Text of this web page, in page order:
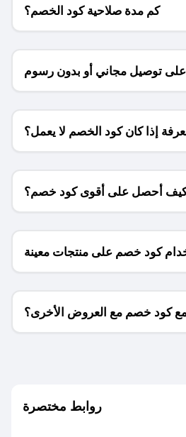
كم مدة صلاحية كود الخصم؟
توصيل مجاني أو بدون رسوم
الشحن ؟
إذا كان كود الخصم لا يعمل؟
أحصل على أقوى كود خصم؟
كود خصم على منتجات معينة
فقط؟
كود خصم مع العروض الأخرى؟
روابط مختصرة